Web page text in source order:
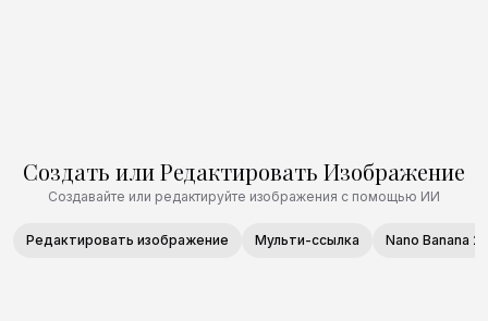
Создать или Редактировать Изображение
Создавайте или редактируйте изображения с помощью ИИ
Редактировать изображение Мульти-ссылка Nano Banana 2